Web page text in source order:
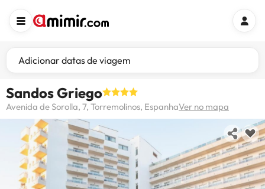
Adicionar datas de viagem
Sandos Griego
Avenida de Sorolla, 7, Torremolinos, EspanhaVer no mapa